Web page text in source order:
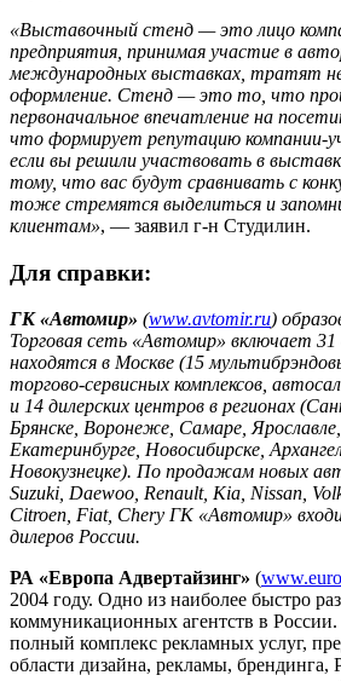
«Выставочный стенд — это лицо
предприятия, принимая участие в
международных выставках, тратят
оформление. Стенд — это то, что
первоначальное впечатление на
что формирует репутацию компании-
если вы решили участвовать в
тому, что вас будут сравнивать с
тоже стремятся выделиться и
клиентам», — заявил г-н Студилин.
Для справки:
ГК «Автомир» (www.avtomir.ru)
Торговая сеть «Автомир» включает 31
находятся в Москве (15
торгово-сервисных комплексов,
и 14 дилерских центров в регионах
Брянске, Воронеже, Самаре, Ярославле,
Екатеринбурге, Новосибирске,
Новокузнецке). По продажам новых
Suzuki, Daewoo, Renault, Kia, Nissan,
Citroen, Fiat, Chery ГК «Автомир»
дилеров России.
РА «Европа Адвертайзинг» (
2004 году. Одно из наиболее быстро
коммуникационных агентств в России.
полный комплекс рекламных услуг,
области дизайна, рекламы, брендинга,